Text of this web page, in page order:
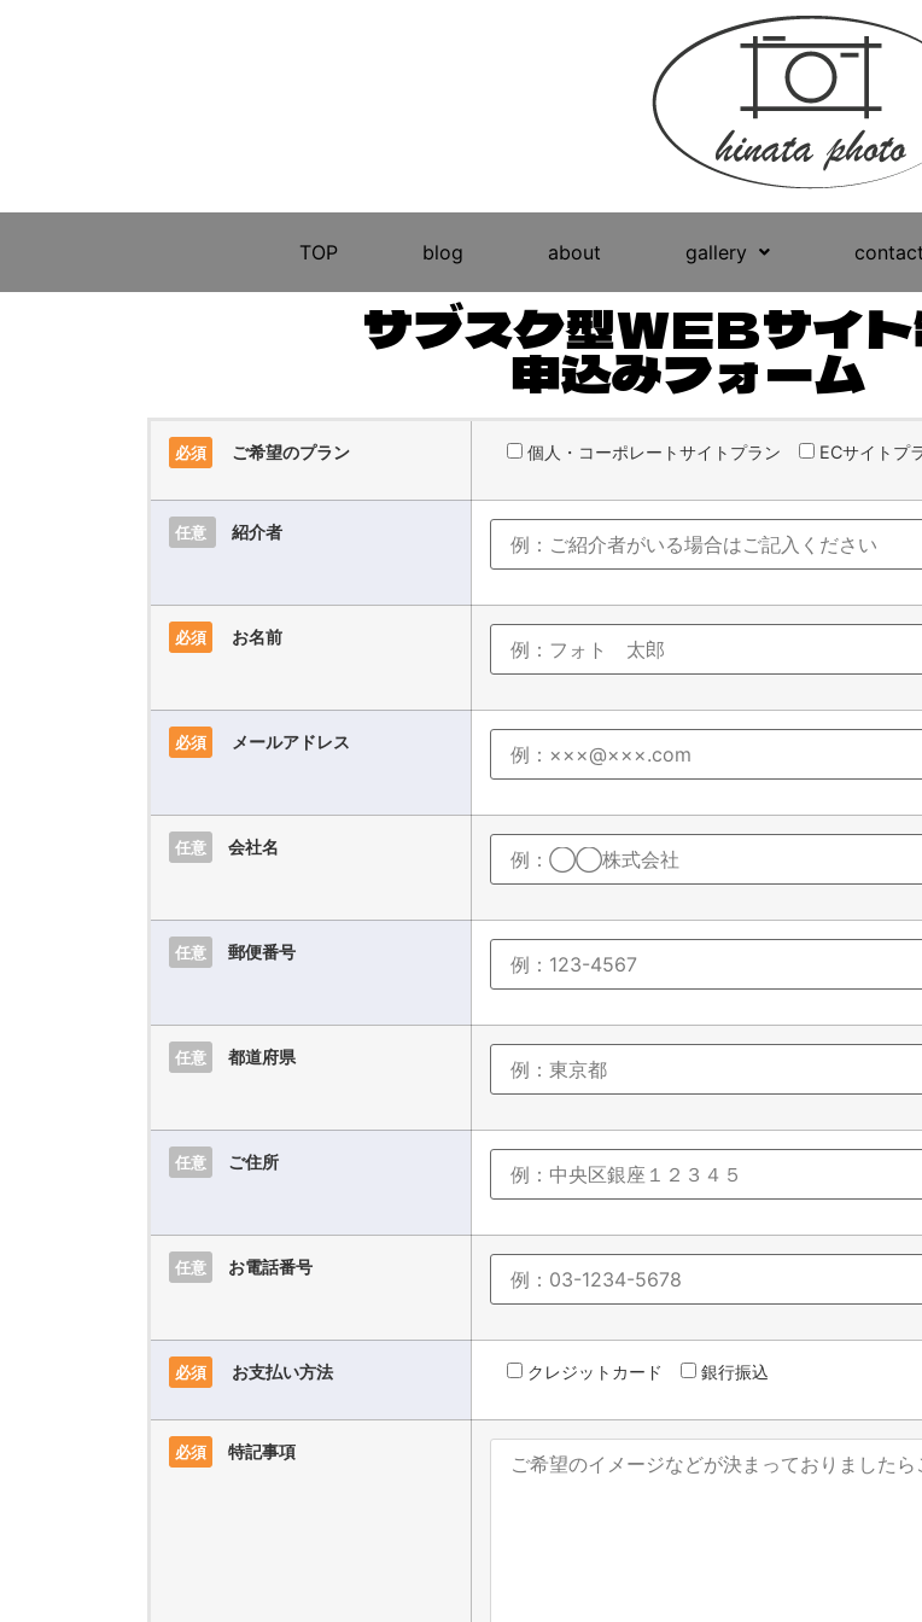
TOP blog about gallery contact
サブスク型WEBサイ
申込みフォーム
必須 ご希望のプラン 個人・コーポレートサイトプラン ECサイトプ
任意 紹介者
必須 お名前
必須 メールアドレス
任意 会社名
任意 郵便番号
任意 都道府県
任意 ご住所
任意 お電話番号
必須 お支払い方法 クレジットカード 銀行振込
必須 特記事項